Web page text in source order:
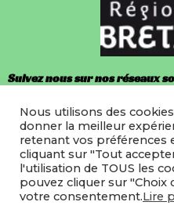
Suivez nous sur nos réseaux
Facebook
Instagram
Nous utilisons des
donner la meilleur
retenant vos préférences
cliquant sur "Tout
l'utilisation de TOUS les
pouvez cliquer sur
votre consentement.Lire